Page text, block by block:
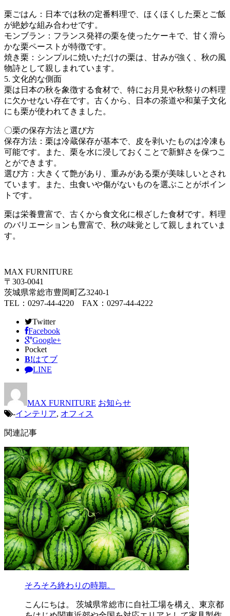
栗ごはん：日本では秋の定番料理で、ほくほくした栗とご飯
が絶妙な組み合わせです。
モンブラン：フランス発祥の栗を使ったケーキで、甘く滑ら
かな栗ペーストが特徴です。
焼き栗：シンプルに焼いただけの栗は、甘みが強く、秋の風
物詩として親しまれています。
5. 文化的な側面
栗は日本の秋を象徴する食材で、特にお月見や秋祭りの料理
に欠かせない存在です。古くから、日本の茶道や和菓子文化
にも栗が使われてきました。
〇栗の保存方法と選び方
保存方法：栗は冷蔵保存が基本で、皮を剥いたものは冷凍も
可能です。また、栗を水に浸しておくことで新鮮さを保つこ
とができます。
選び方：大きくて艶があり、重みがある栗が美味しいとされ
ています。また、虫食いや傷がないものを選ぶことがポイン
トです。
栗は栄養豊富で、古くから食文化に根ざした食材です。料理
のバリエーションも豊富で、秋の味覚として親しまれていま
す。
MAX FURNITURE
〒303-0041
茨城県常総市豊岡町乙3240-1
TEL：0297-44-4220 FAX：0297-44-4222
Twitter
Facebook
Google+
Pocket
B!はてブ
LINE
MAX FURNITURE お知らせ
-インテリア, オフィス
関連記事
そろそろ終わりの時期。
こんにちは。 茨城県常総市に自社工場を構え、東京都